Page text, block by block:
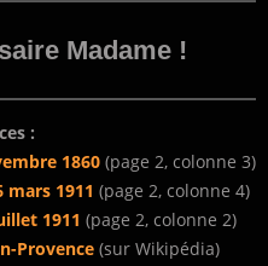
Madame !
:
1860 (page 2, colonne 3)
mars 1911 (page 2, colonne 4)
1911 (page 2, colonne 2)
Provence(sur Wikipédia)